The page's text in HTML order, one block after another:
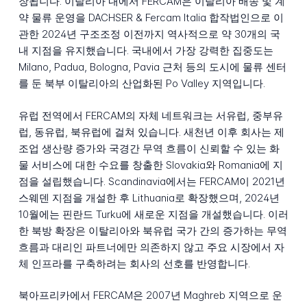
약 물류 운영을 DACHSER & Fercam Italia 합작법인으로 이
관한 2024년 구조조정 이전까지 역사적으로 약 30개의 국
내 지점을 유지했습니다. 국내에서 가장 강력한 집중도는
Milano, Padua, Bologna, Pavia 근처 등의 도시에 물류 센터
를 둔 북부 이탈리아의 산업화된 Po Valley 지역입니다.
유럽 전역에서 FERCAM의 자체 네트워크는 서유럽, 중부유
럽, 동유럽, 북유럽에 걸쳐 있습니다. 새천년 이후 회사는 제
조업 생산량 증가와 국경간 무역 흐름이 신뢰할 수 있는 화
물 서비스에 대한 수요를 창출한 Slovakia와 Romania에 지
점을 설립했습니다. Scandinavia에서는 FERCAM이 2021년
스웨덴 지점을 개설한 후 Lithuania로 확장했으며, 2024년
10월에는 핀란드 Turku에 새로운 지점을 개설했습니다. 이러
한 북방 확장은 이탈리아와 북유럽 국가 간의 증가하는 무역
흐름과 대리인 파트너에만 의존하지 않고 주요 시장에서 자
체 인프라를 구축하려는 회사의 선호를 반영합니다.
북아프리카에서 FERCAM은 2007년 Maghreb 지역으로 운